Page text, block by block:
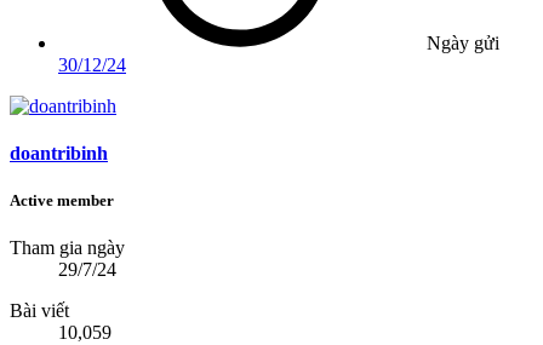
Ngày gửi
30/12/24
doantribinh
Active member
Tham gia ngày
29/7/24
Bài viết
10,059